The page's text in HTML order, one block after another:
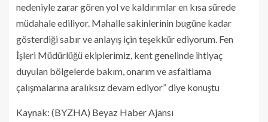
nedeniyle zarar gören yol ve kaldırımlar en kısa sürede
müdahale ediliyor. Mahalle sakinlerinin bugüne kadar
gösterdiği sabır ve anlayış için teşekkür ediyorum. Fen
İşleri Müdürlüğü ekiplerimiz, kent genelinde ihtiyaç
duyulan bölgelerde bakım, onarım ve asfaltlama
çalışmalarına aralıksız devam ediyor” diye konuştu
Kaynak: (BYZHA) Beyaz Haber Ajansı